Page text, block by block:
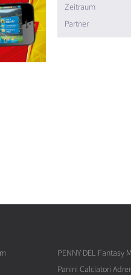
Zeitraum
Partner
PENNY DEL Fantasy
Panini Calciatori